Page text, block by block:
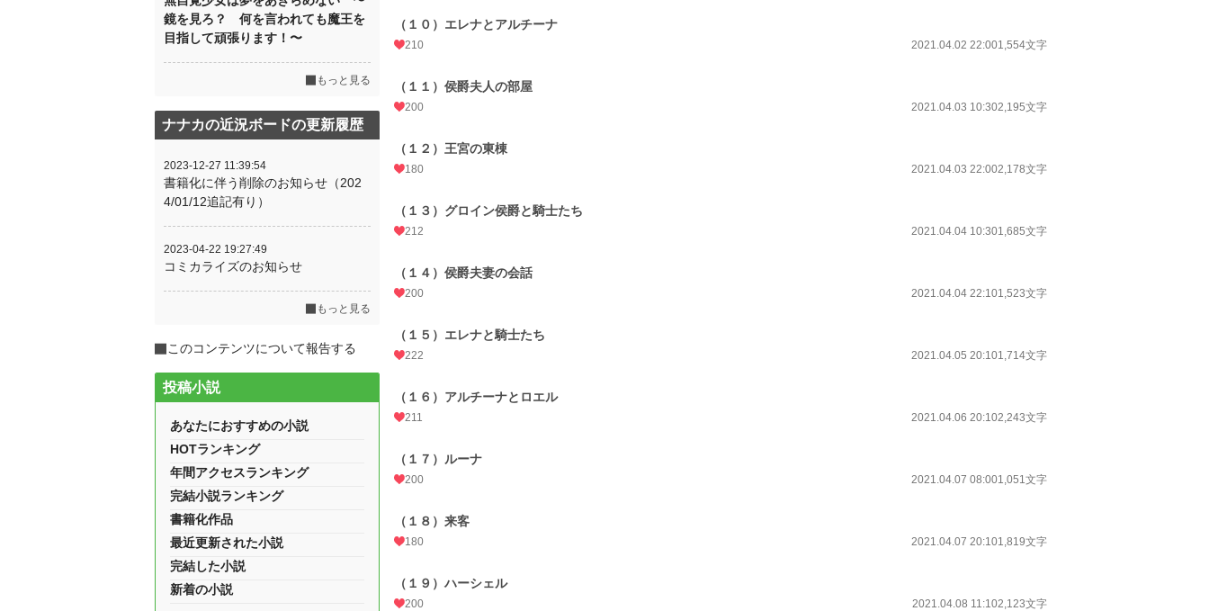
（１０）エレナとアルチーナ
210 2021.04.02 22:001,554文字
（１１）侯爵夫人の部屋
200 2021.04.03 10:302,195文字
（１２）王宮の東棟
180 2021.04.03 22:002,178文字
（１３）グロイン侯爵と騎士たち
212 2021.04.04 10:301,685文字
（１４）侯爵夫妻の会話
200 2021.04.04 22:101,523文字
（１５）エレナと騎士たち
222 2021.04.05 20:101,714文字
（１６）アルチーナとロエル
211 2021.04.06 20:102,243文字
（１７）ルーナ
200 2021.04.07 08:001,051文字
（１８）来客
180 2021.04.07 20:101,819文字
（１９）ハーシェル
200 2021.04.08 11:102,123文字
鏡を見ろ？ 何を言われても魔王を
目指して頑張ります！〜
もっと見る
ナナカの近況ボードの更新履歴
2023-12-27 11:39:54
書籍化に伴う削除のお知らせ（202
4/01/12追記有り）
2023-04-22 19:27:49
コミカライズのお知らせ
もっと見る
このコンテンツについて報告する
投稿小説
あなたにおすすめの小説
HOTランキング
年間アクセスランキング
完結小説ランキング
書籍化作品
最近更新された小説
完結した小説
新着の小説